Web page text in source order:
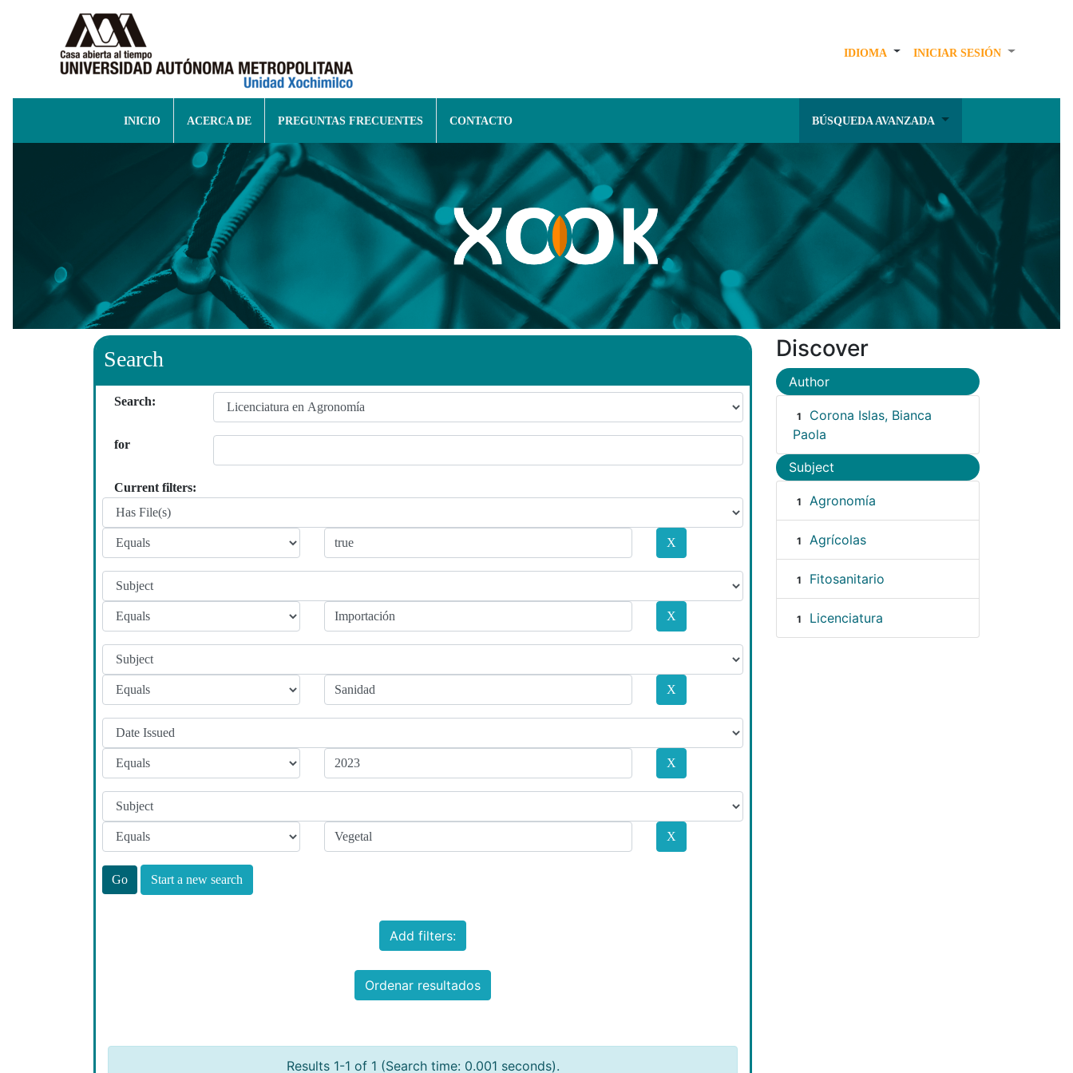
IDIOMA INICIAR SESIÓN
INICIO ACERCA DE PREGUNTAS FRECUENTES CONTACTO BÚSQUEDA AVANZADA
Search
Search:
for
Current filters:
Start a new search
Add filters:
Ordenar resultados
Results 1-1 of 1 (Search time: 0.001 seconds).
Discover
Author
1
Corona Islas, Bianca
Paola
Subject
1 Agronomía
1 Agrícolas
1 Fitosanitario
1 Licenciatura